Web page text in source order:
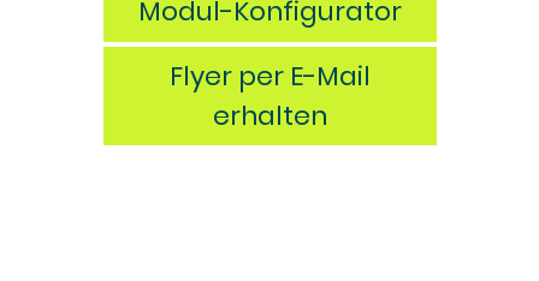
Modul-Konfigurator
Flyer per E-Mail
erhalten